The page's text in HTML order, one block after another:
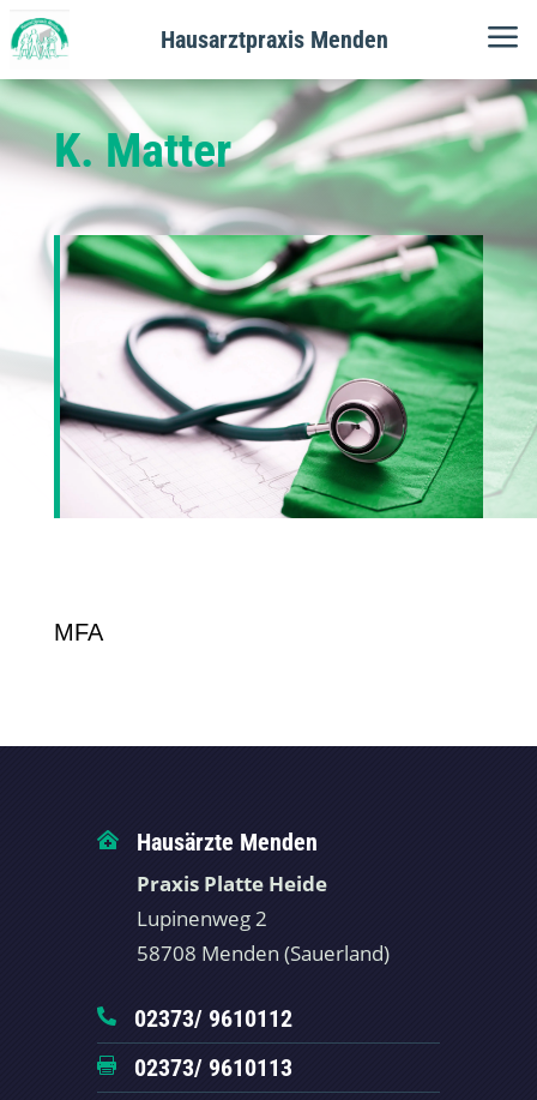
Hausarztpraxis Menden a
K. Matter
MFA
 Hausärzte Menden
Praxis Platte Heide
Lupinenweg 2
58708 Menden (Sauerland)
 02373/ 9610112
 02373/ 9610113